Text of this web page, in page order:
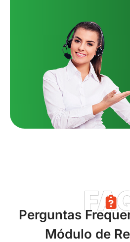
Perguntas
Módulo de